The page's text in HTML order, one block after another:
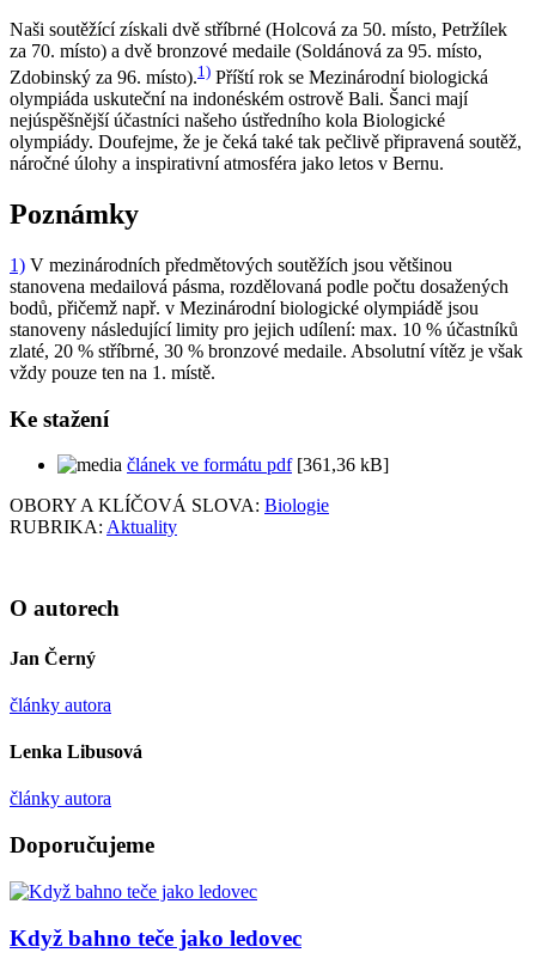
Naši soutěžící získali dvě stříbrné (Holcová za 50. místo, Petržílek
za 70. místo) a dvě bronzové medaile (Soldánová za 95. místo,
Zdobinský za 96. místo).1) Příští rok se Mezinárodní biologická
olympiáda uskuteční na indonéském ostrově Bali. Šanci mají
nejúspěšnější účastníci našeho ústředního kola Biologické
olympiády. Doufejme, že je čeká také tak pečlivě připravená soutěž,
náročné úlohy a inspirativní atmosféra jako letos v Bernu.
Poznámky
1) V mezinárodních předmětových soutěžích jsou většinou
stanovena medailová pásma, rozdělovaná podle počtu dosažených
bodů, přičemž např. v Mezinárodní biologické olympiádě jsou
stanoveny následující limity pro jejich udílení: max. 10 % účastníků
zlaté, 20 % stříbrné, 30 % bronzové medaile. Absolutní vítěz je však
vždy pouze ten na 1. místě.
Ke stažení
článek ve formátu pdf[361,36 kB]
OBORY A KLÍČOVÁ SLOVA: Biologie
RUBRIKA: Aktuality
O autorech
Jan Černý
články autora
Lenka Libusová
články autora
Doporučujeme
Když bahno teče jako ledovec